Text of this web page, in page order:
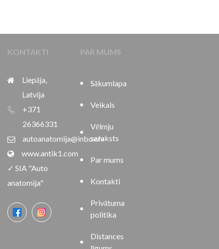
KONTAKTI
Liepāja,
Latvija
+371
26366331
autoanatomija@inbox.lv
www.antik1.com
✓ SIA "Auto
anatomija"
PAR MUMS
Sākumlapa
Veikals
Vēlmju
saraksts
Par mums
Kontakti
Privātuma
politika
Distances